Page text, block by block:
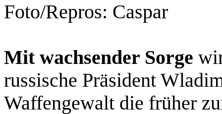
Foto/Repros: Caspar
Mit wachsender Sorge
russische Präsident
Waffengewalt die früher